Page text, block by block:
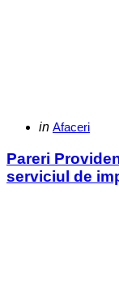
Categories
Posted
in Afaceri
Pareri
serviciul de